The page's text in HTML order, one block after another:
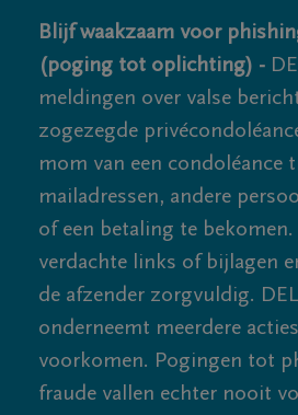
Blijf waakzaam voor
(poging tot oplichting) -
meldingen over valse
zogezegde
mom van een condoléance
mailadressen, andere
of een betaling te
verdachte links of bijlagen
de afzender zorgvuldig.
onderneemt meerdere
voorkomen. Pogingen tot
fraude vallen echter nooit